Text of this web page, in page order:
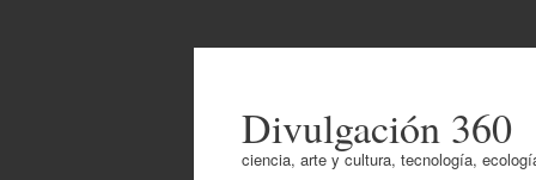
Divulgación 360
ciencia, arte y cultura, tecnología,